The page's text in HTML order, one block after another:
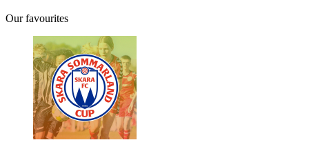
Our favourites